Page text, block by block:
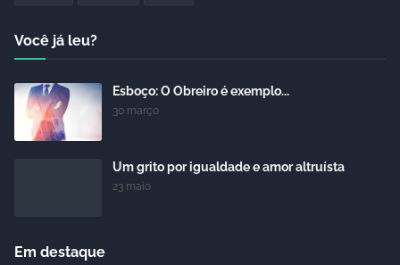
Você já leu?
Esboço: O Obreiro é exemplo...
30 março
Um grito por igualdade e amor altruísta
23 maio
Em destaque